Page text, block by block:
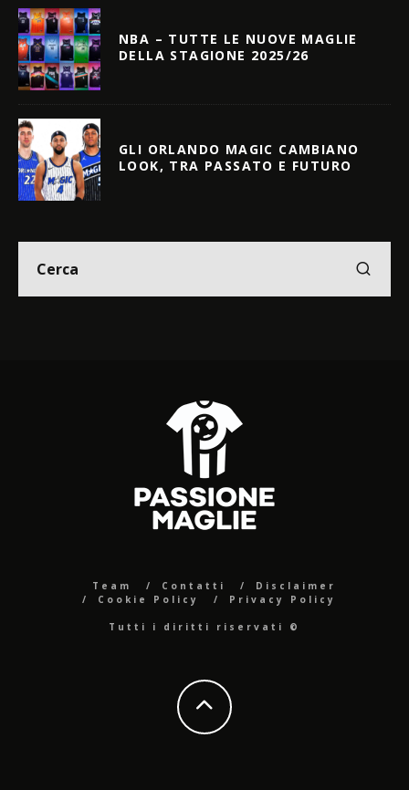
NBA – TUTTE LE NUOVE MAGLIE
DELLA STAGIONE 2025/26
GLI ORLANDO MAGIC CAMBIANO
LOOK, TRA PASSATO E FUTURO
Team Contatti
Disclaimer
Cookie Policy
Privacy Policy
Tutti i diritti riservati ©